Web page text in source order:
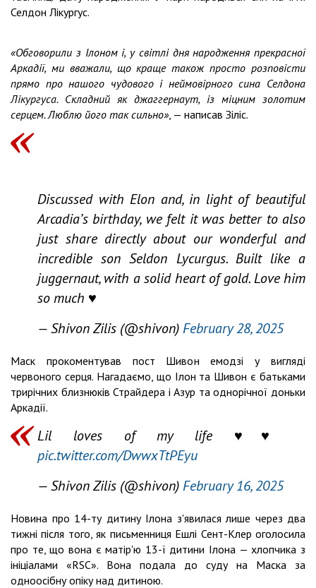
Селдон Лікургус.
«Обговорили з Ілоном і, у світлі дня народження прекрасної
Аркадії, ми вважали, що краще також просто розповісти
прямо про нашого чудового і неймовірного сина Селдона
Лікургуса. Складний як джаггернаут, із міцним золотим
серцем. Люблю його так сильно», — написав Зіліс.
Discussed with Elon and, in light of beautiful
Arcadia’s birthday, we felt it was better to also
just share directly about our wonderful and
incredible son Seldon Lycurgus. Built like a
juggernaut, with a solid heart of gold. Love him
so much ♥️
— Shivon Zilis (@shivon)February 28, 2025
Маск прокоментував пост Шивон емодзі у вигляді
червоного серця. Нагадаємо, що Ілон та Шивон є батьками
трирічних близнюків Страйдера і Азур та однорічної доньки
Аркадії.
Lil loves of my life ♥️♥️
pic.twitter.com/DwwxTtPEyu
— Shivon Zilis (@shivon)February 16, 2025
Новина про 14-ту дитину Ілона з'явилася лише через два
тижні після того, як письменниця Ешлі Сент-Клер оголосила
про те, що вона є матір'ю 13-ї дитини Ілона — хлопчика з
ініціалами «RSC». Вона подала до суду на Маска за
одноосібну опіку над дитиною.